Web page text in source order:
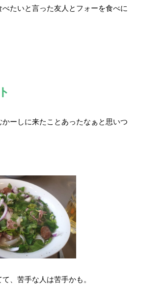
たいと言った友人とフォーを食べに
ーしに来たことあったなぁと思いつ
、苦手な人は苦手かも。